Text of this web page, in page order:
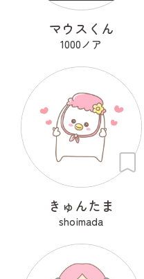
マウスくん
1000ノア
きゅんたま
shoimada